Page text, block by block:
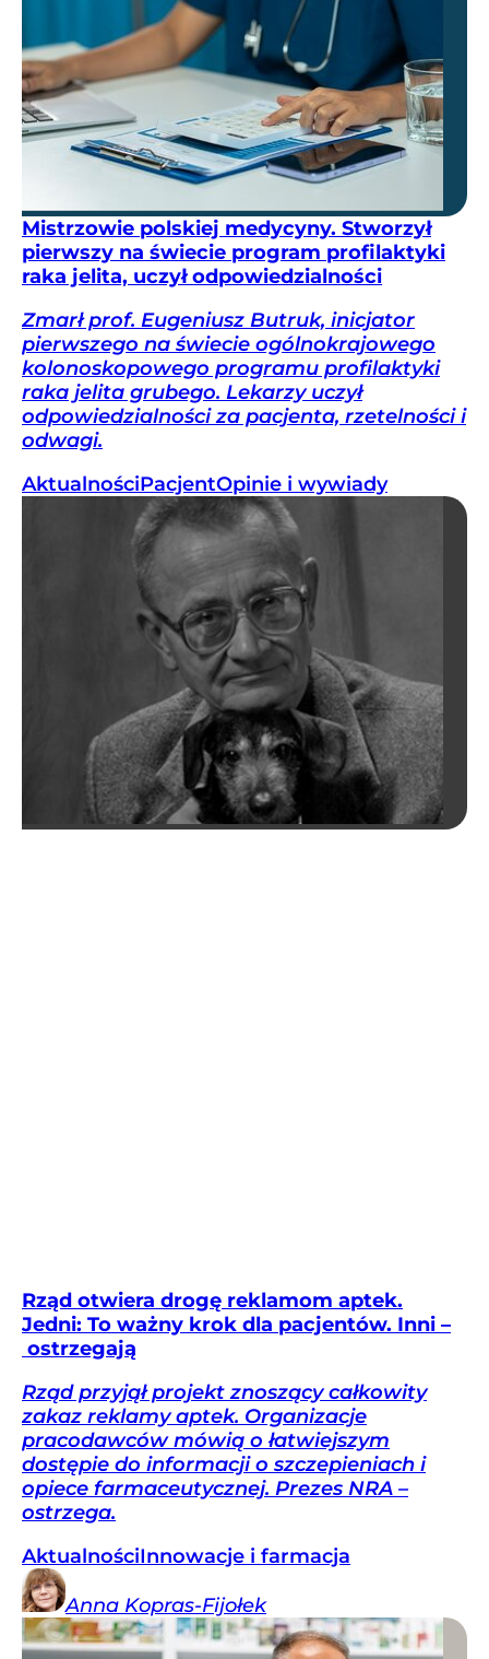
Mistrzowie polskiej medycyny. Stworzył
pierwszy na świecie program profilaktyki
raka jelita, uczył odpowiedzialności
Zmarł prof. Eugeniusz Butruk, inicjator
pierwszego na świecie ogólnokrajowego
kolonoskopowego programu profilaktyki
raka jelita grubego. Lekarzy uczył
odpowiedzialności za pacjenta, rzetelności i
odwagi.
AktualnościPacjentOpinie i wywiady
Rząd otwiera drogę reklamom aptek.
Jedni: To ważny krok dla pacjentów. Inni –
ostrzegają
Rząd przyjął projekt znoszący całkowity
zakaz reklamy aptek. Organizacje
pracodawców mówią o łatwiejszym
dostępie do informacji o szczepieniach i
opiece farmaceutycznej. Prezes NRA –
ostrzega.
AktualnościInnowacje i farmacja
Anna Kopras-Fijołek